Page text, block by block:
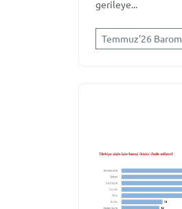
gerileye...
Temmuz'26